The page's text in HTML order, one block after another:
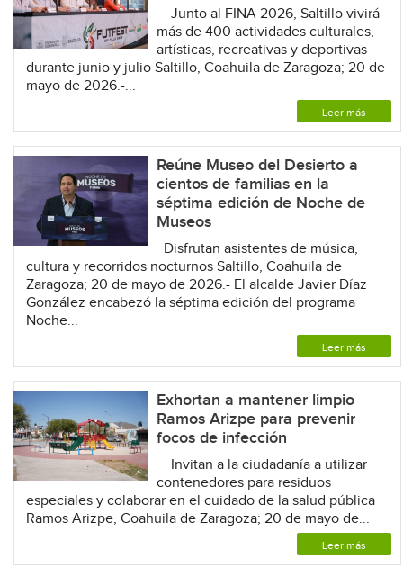
Junto al FINA 2026, Saltillo vivirá
más de 400 actividades culturales,
artísticas, recreativas y deportivas
durante junio y julio Saltillo, Coahuila de Zaragoza; 20 de
mayo de 2026.-...
Leer más
Reúne Museo del Desierto a
cientos de familias en la
séptima edición de Noche de
Museos
Disfrutan asistentes de música,
cultura y recorridos nocturnos Saltillo, Coahuila de
Zaragoza; 20 de mayo de 2026.- El alcalde Javier Díaz
González encabezó la séptima edición del programa
Noche...
Leer más
Exhortan a mantener limpio
Ramos Arizpe para prevenir
focos de infección
Invitan a la ciudadanía a utilizar
contenedores para residuos
especiales y colaborar en el cuidado de la salud pública
Ramos Arizpe, Coahuila de Zaragoza; 20 de mayo de...
Leer más